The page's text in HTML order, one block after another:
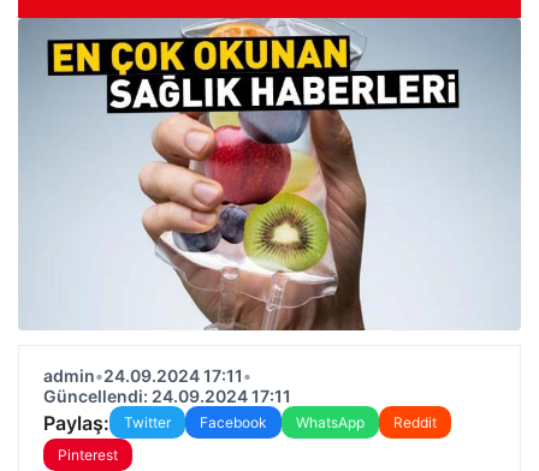
admin•24.09.2024 17:11•
Güncellendi: 24.09.2024 17:11
Paylaş: Twitter Facebook WhatsApp
Reddit
Pinterest